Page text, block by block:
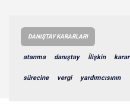
DANIŞTAY KARARLARI
atanma danıştay İlişkin karar
sürecine vergi yardımcısının